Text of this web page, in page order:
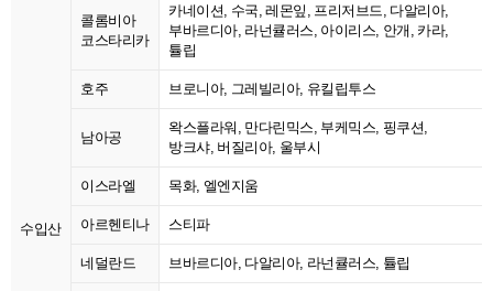
수입산
콜롬비아
코스타리카
카네이션, 수국, 레몬잎, 프리저브드, 다알리아,
부바르디아, 라넌큘러스, 아이리스, 안개, 카라,
튤립
호주 브로니아, 그레빌리아, 유킬립투스
남아공
왁스플라워, 만다린믹스, 부케믹스, 핑쿠션,
방크샤, 버질리아, 울부시
이스라엘 목화, 엘엔지움
아르헨티나 스티파
네덜란드 브바르디아, 다알리아, 라넌큘러스, 튤립